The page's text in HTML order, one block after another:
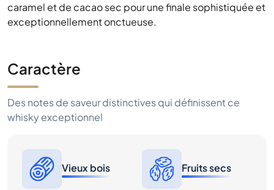
caramel et de cacao sec pour une finale sophistiquée et
exceptionnellement onctueuse.
Caractère
Des notes de saveur distinctives qui définissent ce
whisky exceptionnel
Vieux bois Fruits secs